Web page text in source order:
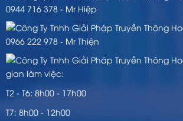
0944 716 378 - Mr Hiệp
0966 222 978 - Mr Thiện
gian làm việc:
T2 - T6: 8h00 - 17h00
T7: 8h00 - 12h00